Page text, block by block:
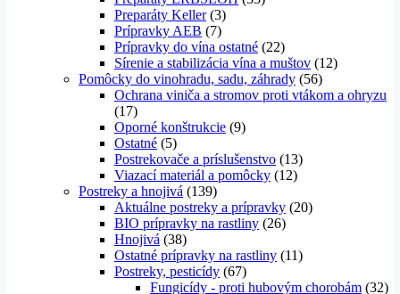
Preparáty Keller (3)
Prípravky AEB (7)
Prípravky do vína ostatné (22)
Sírenie a stabilizácia vína a muštov (12)
Pomôcky do vinohradu, sadu, záhrady (56)
Ochrana viniča a stromov proti vtákom a ohryzu
(17)
Oporné konštrukcie (9)
Ostatné (5)
Postrekovače a príslušenstvo (13)
Viazací materiál a pomôcky (12)
Postreky a hnojivá (139)
Aktuálne postreky a prípravky (20)
BIO prípravky na rastliny (26)
Hnojivá (38)
Ostatné prípravky na rastliny (11)
Postreky, pesticídy (67)
Fungicídy - proti hubovým chorobám (32)